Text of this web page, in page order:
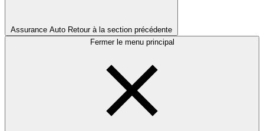
Assurance Auto Retour à la section précédente
Fermer le menu principal